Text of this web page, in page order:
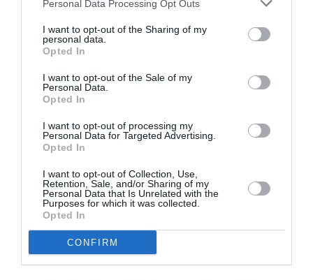
Personal Data Processing Opt Outs
I want to opt-out of the Sharing of my
personal data.
Opted In
I want to opt-out of the Sale of my
Personal Data.
Opted In
I want to opt-out of processing my
Personal Data for Targeted Advertising.
Opted In
I want to opt-out of Collection, Use,
Retention, Sale, and/or Sharing of my
Personal Data that Is Unrelated with the
Purposes for which it was collected.
Opted In
CONFIRM
Eισιτήρια:
Από 20 ευρώ
Πληροφορίες / Κρατήσεις:
Τηλ: 21 0211 3269
Ακολουθήστε το Culturenow.gr στο Google News
μάθετε πρώτοι όλες τις ειδήσεις
Δείτε όλα τατελευταία νέαγια την Τέχνη και τον
Πολιτισμό στοCulturenow.gr
Νέοι Διαγωνισμοί
Tags